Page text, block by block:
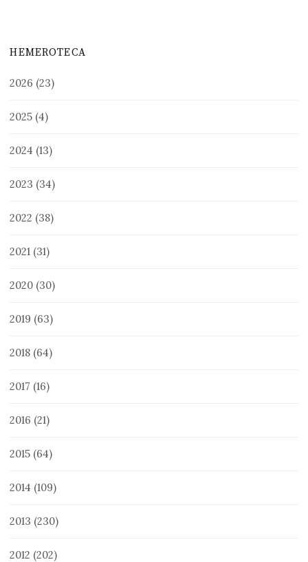
HEMEROTECA
2026 (23)
2025 (4)
2024 (13)
2023 (34)
2022 (38)
2021 (31)
2020 (30)
2019 (63)
2018 (64)
2017 (16)
2016 (21)
2015 (64)
2014 (109)
2013 (230)
2012 (202)